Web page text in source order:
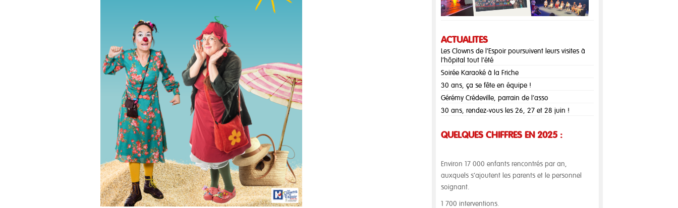
ACTUALITÉS
Les Clowns de l’Espoir poursuivent leurs visites à
l’hôpital tout l’été
Soirée Karaoké à la Friche
30 ans, ça se fête en équipe !
Gérémy Crédeville, parrain de l’asso
30 ans, rendez-vous les 26, 27 et 28 juin !
QUELQUES CHIFFRES EN 2025 :
Environ 17 000 enfants rencontrés par an,
auxquels s’ajoutent les parents et le personnel
soignant.
1 700 interventions.